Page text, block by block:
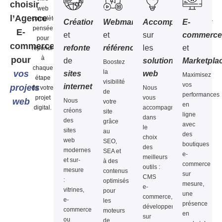
choisir
l’Agence
E-
commerce
pour
vos
projets
web
web
complète,
pensée
pour
répondre
à
chaque
étape
de votre
projet
digital.
Création
et
refonte
de
sites
internet
Nous
créons
des
sites
web
modernes
et sur-
mesure
:
vitrines,
e-
commerce
ou
Webmarketing
et
référencement
Boostez
la
visibilité
de
votre
site
grâce
au
SEO,
SEA et
à des
contenus
optimisés
pour
les
moteurs
Accompagnement
sur
les
solutions
web
Nous
vous
accompagnons
dans
le
choix
des
meilleurs
outils :
CMS
e-
commerce,
développement
sur
E-
commerce
et
Maximisez
vos
performances
en
ligne
avec
des
boutiques
e-
commerce
sur
mesure,
une
présence
en